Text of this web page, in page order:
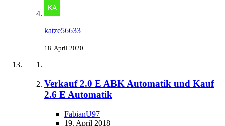
katze56633
18. April 2020
Verkauf 2.0 E ABK Automatik und Kauf
2.6 E Automatik
FabianU97
19. April 2018